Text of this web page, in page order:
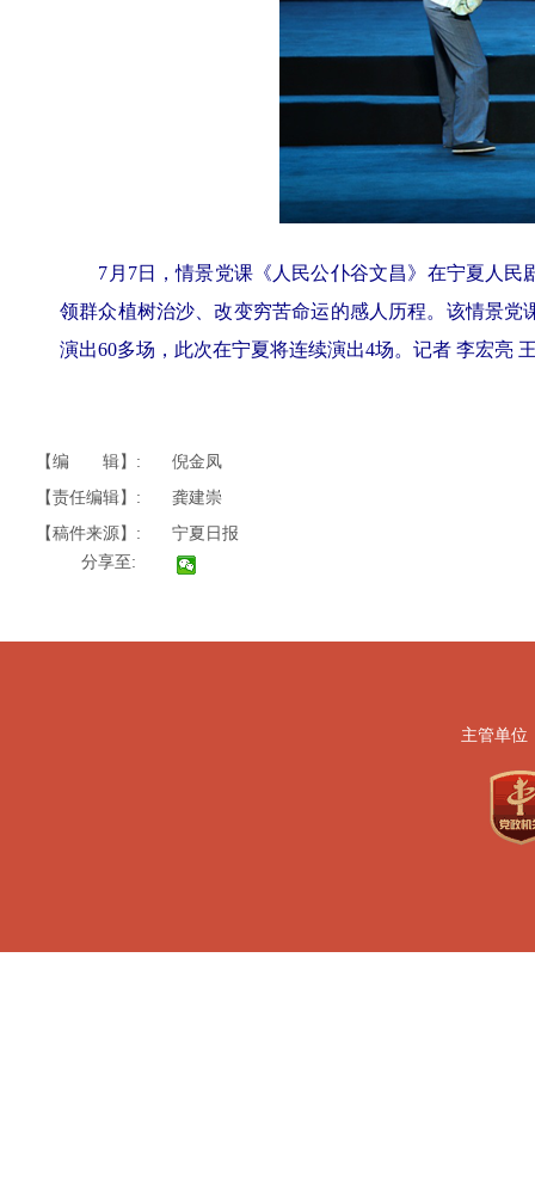
7月7日，情景党课《人民公仆谷文昌》在宁夏人民
领群众植树治沙、改变穷苦命运的感人历程。该情景
演出60多场，此次在宁夏将连续演出4场。记者 李宏亮
【编 辑】:
倪金凤
【责任编辑】:
龚建崇
【稿件来源】:
宁夏日报
分享至:
主管单位
地